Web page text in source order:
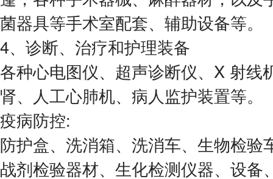
菌器具等手术室配套、辅助设备等。
4、诊断、治疗和护理装备
各种心电图仪、超声诊断仪、X 射线
肾、人工心肺机、病人监护装置等。
疫病防控:
防护盒、洗消箱、洗消车、生物检验
战剂检验器材、生化检测仪器、设备